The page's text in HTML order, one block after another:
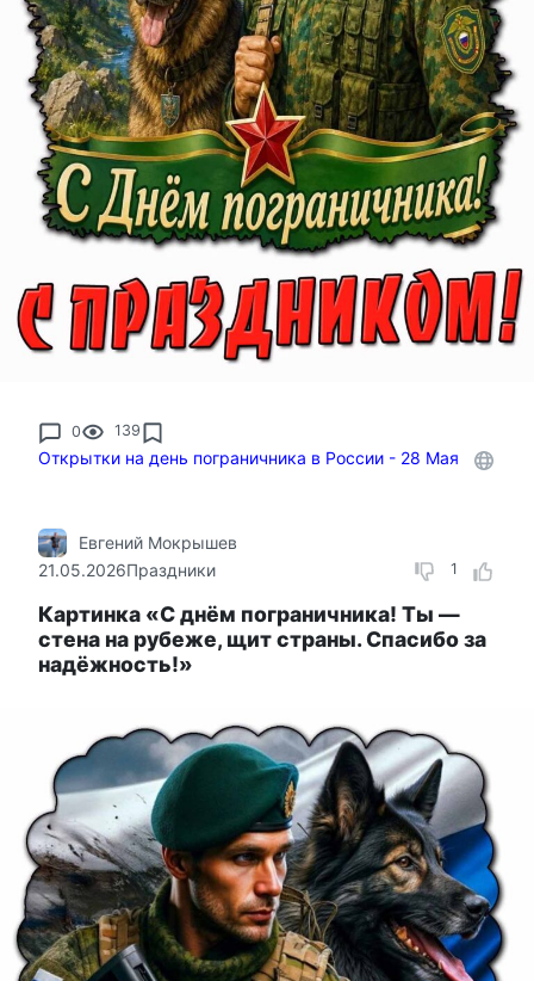
0 139
Открытки на день пограничника в России - 28 Мая
1
Евгений Мокрышев
21.05.2026Праздники
Картинка «С днём пограничника! Ты —
стена на рубеже, щит страны. Спасибо за
надёжность!»